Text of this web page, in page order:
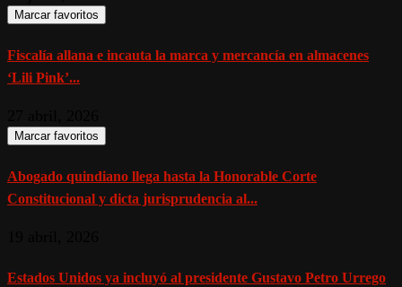
Marcar favoritos
Fiscalía allana e incauta la marca y mercancía en almacenes
‘Lili Pink’...
Marcar favoritos
Abogado quindiano llega hasta la Honorable Corte
Constitucional y dicta jurisprudencia al...
Estados Unidos ya incluyó al presidente Gustavo Petro Urrego